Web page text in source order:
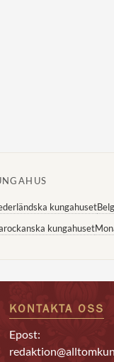
kungahuset
kungahuset
KONTAKTA OSS
Epost: